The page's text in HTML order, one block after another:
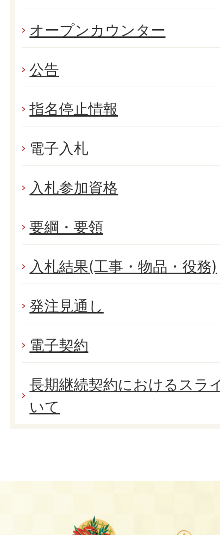
オープンカウンター
公告
指名停止情報
電子入札
入札参加資格
要綱・要領
入札結果(工事・物品・役務)
発注見通し
電子契約
長期継続契約におけるスラ
いて